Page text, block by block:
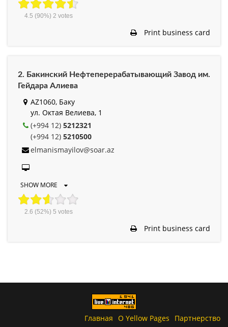
4.5 (90%) 2 votes
Print business card
2. Бакинский Нефтеперерабатывающий Завод им.
Гейдара Алиева
AZ1060, Баку
ул. Октая Велиева, 1
(+994 12) 5212321
(+994 12) 5210500
elmanismayilov@soar.az
SHOW MORE
2.6 (52%) 5 votes
Print business card
Главная О Yellow Pages Партнерство